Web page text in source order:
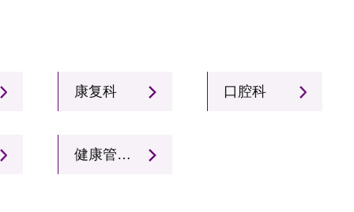
康复科 口腔科
健康管理中心（治未病）（含综合医疗科）